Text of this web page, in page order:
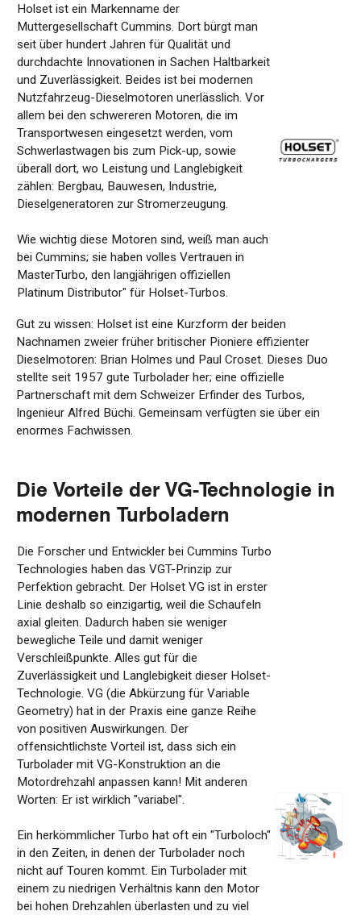
Holset ist ein Markenname der
Muttergesellschaft Cummins. Dort bürgt man
seit über hundert Jahren für Qualität und
durchdachte Innovationen in Sachen Haltbarkeit
und Zuverlässigkeit. Beides ist bei modernen
Nutzfahrzeug-Dieselmotoren unerlässlich. Vor
allem bei den schwereren Motoren, die im
Transportwesen eingesetzt werden, vom
Schwerlastwagen bis zum Pick-up, sowie
überall dort, wo Leistung und Langlebigkeit
zählen: Bergbau, Bauwesen, Industrie,
Dieselgeneratoren zur Stromerzeugung.
Wie wichtig diese Motoren sind, weiß man auch
bei Cummins; sie haben volles Vertrauen in
MasterTurbo, den langjährigen offiziellen
Platinum Distributor" für Holset-Turbos.
Gut zu wissen: Holset ist eine Kurzform der beiden
Nachnamen zweier früher britischer Pioniere effizienter
Dieselmotoren: Brian Holmes und Paul Croset. Dieses Duo
stellte seit 1957 gute Turbolader her; eine offizielle
Partnerschaft mit dem Schweizer Erfinder des Turbos,
Ingenieur Alfred Büchi. Gemeinsam verfügten sie über ein
enormes Fachwissen.
Die Vorteile der VG-Technologie in
modernen Turboladern
Die Forscher und Entwickler bei Cummins Turbo
Technologies haben das VGT-Prinzip zur
Perfektion gebracht. Der Holset VG ist in erster
Linie deshalb so einzigartig, weil die Schaufeln
axial gleiten. Dadurch haben sie weniger
bewegliche Teile und damit weniger
Verschleißpunkte. Alles gut für die
Zuverlässigkeit und Langlebigkeit dieser Holset-
Technologie. VG (die Abkürzung für Variable
Geometry) hat in der Praxis eine ganze Reihe
von positiven Auswirkungen. Der
offensichtlichste Vorteil ist, dass sich ein
Turbolader mit VG-Konstruktion an die
Motordrehzahl anpassen kann! Mit anderen
Worten: Er ist wirklich "variabel".
Ein herkömmlicher Turbo hat oft ein "Turboloch"
in den Zeiten, in denen der Turbolader noch
nicht auf Touren kommt. Ein Turbolader mit
einem zu niedrigen Verhältnis kann den Motor
bei hohen Drehzahlen überlasten und zu viel